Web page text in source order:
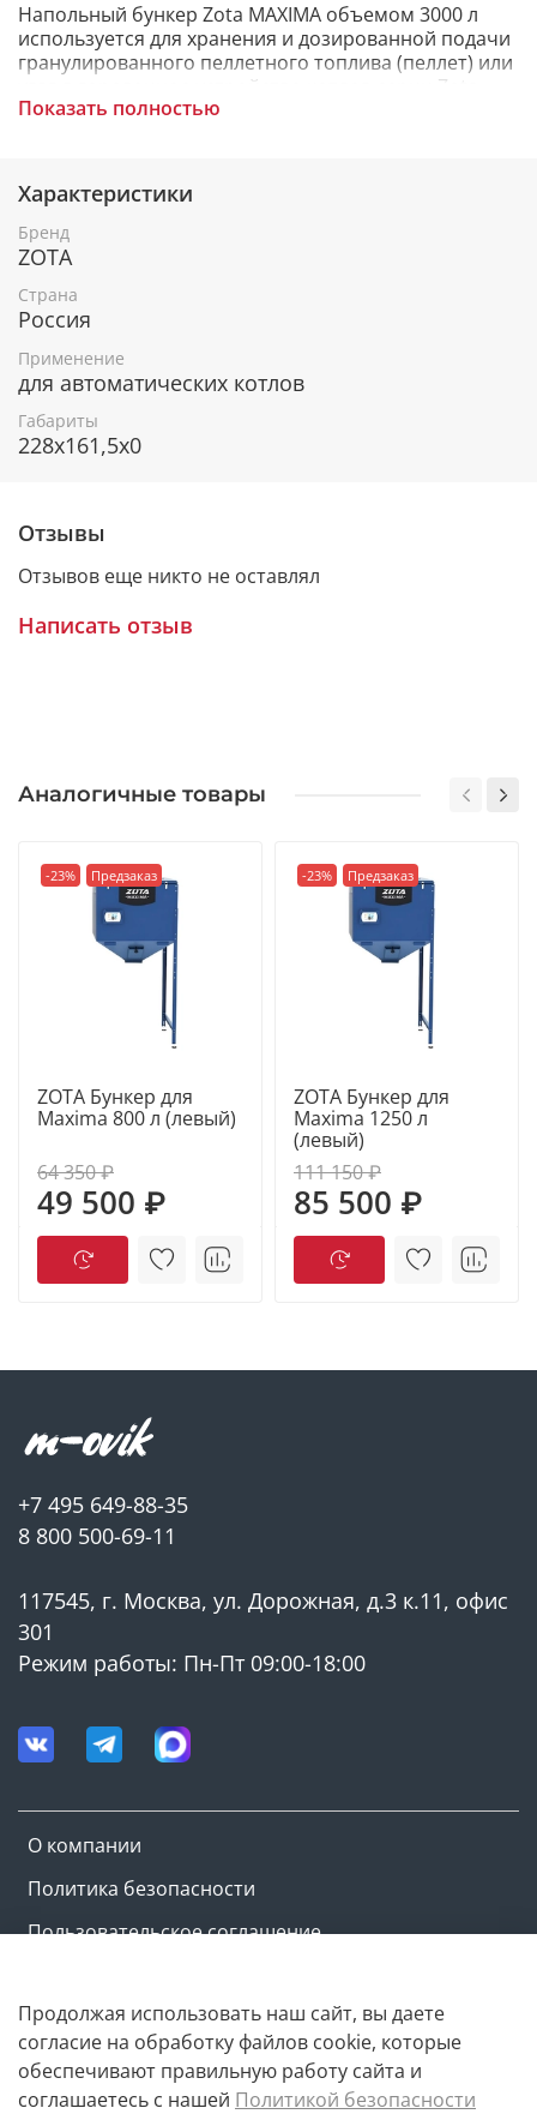
Напольный бункер Zota MAXIMA объемом 3000 л
используется для хранения и дозированной подачи
гранулированного пеллетного топлива (пеллет) или
угля в горелочное устройство котлов серии Zota
MAXIMA через гибкий соединительный рукав.
процессе работы может скапливаться мелкая
фракция и прочий сор в нижней части бункера,
рекомендуется по мере необходимости выработать
максимальное количество топлива, а остатки
установив емкость под бункер.
Особенности
- Современные материалы(эмалированная сталь)
менеджера).
Показать полностью
Характеристики
Бренд
ZOTA
Страна
Россия
Применение
для автоматических котлов
Габариты
228x161,5x0
Отзывы
Отзывов еще никто не оставлял
Написать отзыв
Аналогичные товары
-23% Предзаказ
ZOTA Бункер для
Maxima 800 л (левый)
64 350 ₽
49 500 ₽
-23% Предзаказ
ZOTA Бункер для
Maxima 1250 л
(левый)
111 150 ₽
85 500 ₽
О компании
Политика безопасности
Пользовательское соглашение
+7 495 649-88-35
8 800 500-69-11
117545, г. Москва, ул. Дорожная, д.3 к.11, офис
301
Режим работы: Пн-Пт 09:00-18:00
Copyright © M-ovik.ru. 2022-2026
Продолжая использовать наш сайт, вы даете
согласие на обработку файлов cookie, которые
обеспечивают правильную работу сайта и
соглашаетесь с нашей Политикой безопасности